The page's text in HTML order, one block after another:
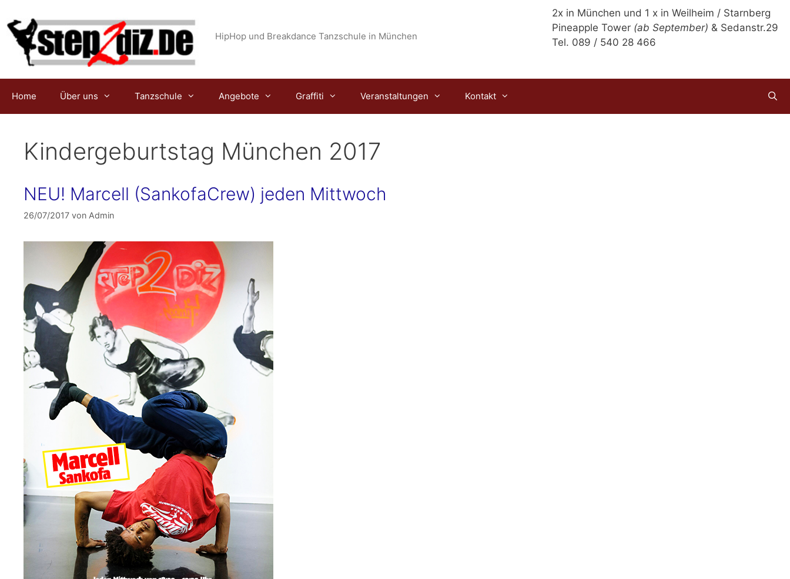
Inhalt
springen
2x in München und 1 x in Weilheim / Starnberg
Pineapple Tower (ab September) & Sedanstr.29
Tel. 089 / 540 28 466
HipHop und Breakdance Tanzschule in München
Home Über uns Tanzschule Angebote Graffiti Veranstaltungen Kontakt
Kindergeburtstag München 2017
NEU! Marcell (SankofaCrew) jeden Mittwoch
26/07/2017 von Admin